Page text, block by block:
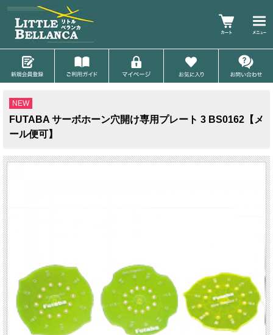
NEW
FUTABA サーボホーン穴開け専用プレート 3 BS0162【メ
ール便可】